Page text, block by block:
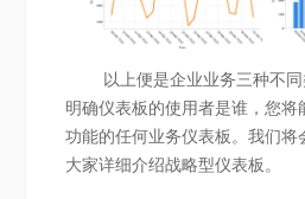
以上便是企业业务三种不同
明确仪表板的使用者是谁，您将
功能的任何业务仪表板。我们将
大家详细介绍战略型仪表板。